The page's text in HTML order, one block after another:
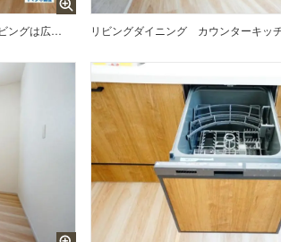
家具はイメージです。リビングは広々とした設計で、家族が集い、寛ぐ暮らしの空間を演出しています。思い思いの時間を過ごしたり、家族みんなで食事をしたり、素敵な団らんの場になりますね。 リビングダイニング